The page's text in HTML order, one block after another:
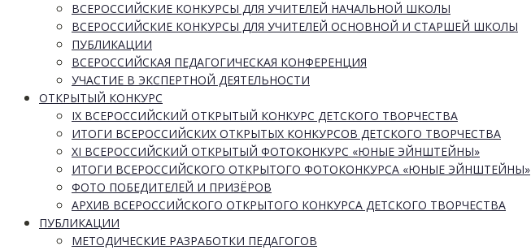
ВСЕРОССИЙСКИЕ КОНКУРСЫ ДЛЯ УЧИТЕЛЕЙ НАЧАЛЬНОЙ ШКОЛЫ
ВСЕРОССИЙСКИЕ КОНКУРСЫ ДЛЯ УЧИТЕЛЕЙ ОСНОВНОЙ И СТАРШЕЙ ШКОЛЫ
ПУБЛИКАЦИИ
ВСЕРОССИЙСКАЯ ПЕДАГОГИЧЕСКАЯ КОНФЕРЕНЦИЯ
УЧАСТИЕ В ЭКСПЕРТНОЙ ДЕЯТЕЛЬНОСТИ
ОТКРЫТЫЙ КОНКУРС
IX ВСЕРОССИЙСКИЙ ОТКРЫТЫЙ КОНКУРС ДЕТСКОГО ТВОРЧЕСТВА
ИТОГИ ВСЕРОССИЙСКИХ ОТКРЫТЫХ КОНКУРСОВ ДЕТСКОГО ТВОРЧЕСТВА
XI ВСЕРОССИЙСКИЙ ОТКРЫТЫЙ ФОТОКОНКУРС «ЮНЫЕ ЭЙНШТЕЙНЫ»
ИТОГИ ВСЕРОССИЙСКОГО ОТКРЫТОГО ФОТОКОНКУРСА «ЮНЫЕ ЭЙНШТЕЙНЫ»
ФОТО ПОБЕДИТЕЛЕЙ И ПРИЗЁРОВ
АРХИВ ВСЕРОССИЙСКОГО ОТКРЫТОГО КОНКУРСА ДЕТСКОГО ТВОРЧЕСТВА
ПУБЛИКАЦИИ
МЕТОДИЧЕСКИЕ РАЗРАБОТКИ ПЕДАГОГОВ